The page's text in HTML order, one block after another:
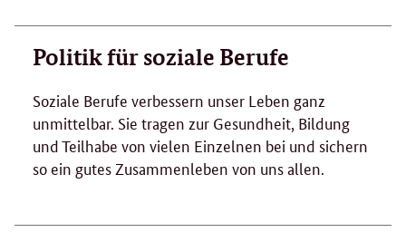
Politik für soziale Berufe
Soziale Berufe verbessern unser Leben ganz
unmittelbar. Sie tragen zur Gesundheit, Bildung
und Teilhabe von vielen Einzelnen bei und sichern
so ein gutes Zusammenleben von uns allen.